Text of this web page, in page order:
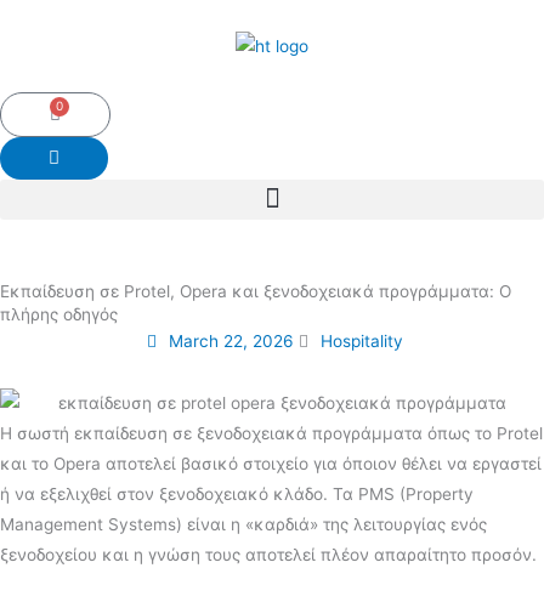
0
Cart
Εκπαίδευση σε Protel, Opera και ξενοδοχειακά προγράμματα: Ο
πλήρης οδηγός
March 22, 2026
Hospitality
Η σωστή εκπαίδευση σε ξενοδοχειακά προγράμματα όπως το Protel
και το Opera αποτελεί βασικό στοιχείο για όποιον θέλει να εργαστεί
ή να εξελιχθεί στον ξενοδοχειακό κλάδο. Τα PMS (Property
Management Systems) είναι η «καρδιά» της λειτουργίας ενός
ξενοδοχείου και η γνώση τους αποτελεί πλέον απαραίτητο προσόν.